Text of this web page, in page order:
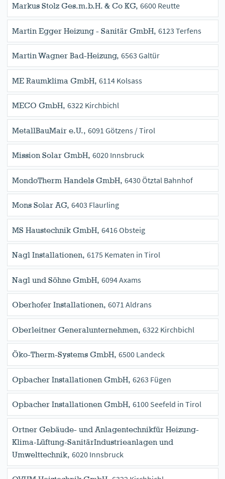
Markus Stolz Ges.m.b.H. & Co KG, 6600 Reutte
Martin Egger Heizung - Sanitär GmbH, 6123 Terfens
Martin Wagner Bad-Heizung, 6563 Galtür
ME Raumklima GmbH, 6114 Kolsass
MECO GmbH, 6322 Kirchbichl
MetallBauMair e.U., 6091 Götzens / Tirol
Mission Solar GmbH, 6020 Innsbruck
MondoTherm Handels GmbH, 6430 Ötztal Bahnhof
Mons Solar AG, 6403 Flaurling
MS Haustechnik GmbH, 6416 Obsteig
Nagl Installationen, 6175 Kematen in Tirol
Nagl und Söhne GmbH, 6094 Axams
Oberhofer Installationen, 6071 Aldrans
Oberleitner Generalunternehmen, 6322 Kirchbichl
Öko-Therm-Systems GmbH, 6500 Landeck
Opbacher Installationen GmbH, 6263 Fügen
Opbacher Installationen GmbH, 6100 Seefeld in Tirol
Ortner Gebäude- und Anlagentechnikfür Heizung-
Klima-Lüftung-SanitärIndustrieanlagen und
Umwelttechnik, 6020 Innsbruck